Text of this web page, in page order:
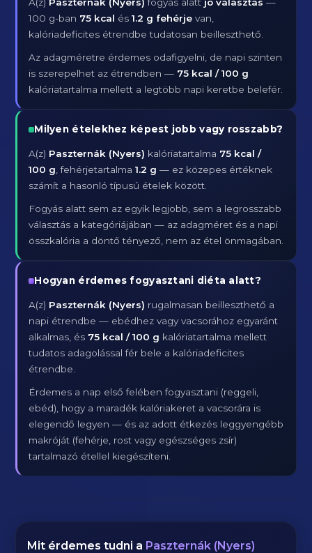
100 g-ban 75 kcal és1.2 g fehérje van,
kalóriadeficites étrendbe tudatosan beilleszthető.
Az adagméretre érdemes odafigyelni, de napi szinten
is szerepelhet az étrendben — 75 kcal / 100 g
kalóriatartalma mellett a legtöbb napi keretbe belefér.
Milyen ételekhez képest jobb vagy rosszabb?
A(z) Paszternák (Nyers) kalóriatartalma 75 kcal /
100 g , fehérjetartalma1.2 g — ez közepes értéknek
számít a hasonló típusú ételek között.
Fogyás alatt sem az egyik legjobb, sem a legrosszabb
választás a kategóriájában — az adagméret és a napi
összkalória a döntő tényező, nem az étel önmagában.
Hogyan érdemes fogyasztani diéta alatt?
A(z) Paszternák (Nyers) rugalmasan beilleszthető a
napi étrendbe — ebédhez vagy vacsorához egyaránt
alkalmas, és 75 kcal / 100 g kalóriatartalma mellett
tudatos adagolással fér bele a kalóriadeficites
étrendbe.
Érdemes a nap első felében fogyasztani (reggeli,
ebéd), hogy a maradék kalóriakeret a vacsorára is
elegendő legyen — és az adott étkezés leggyengébb
makróját (fehérje, rost vagy egészséges zsír)
tartalmazó étellel kiegészíteni.
Mit érdemes tudni a Paszternák (Nyers)